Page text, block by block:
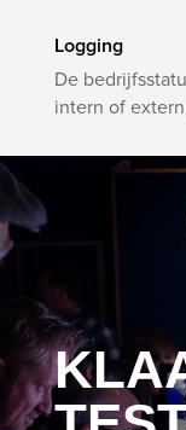
Logging
De
intern of